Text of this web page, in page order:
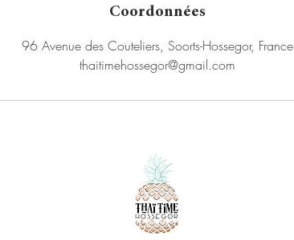
Coordonnées
96 Avenue des Couteliers, Soorts-Hossegor, France
thaitimehossegor@gmail.com